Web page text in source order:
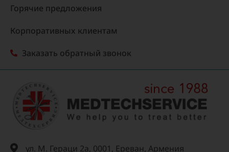
Горячие предложения
Корпоративных клиентам
Заказать обратный звонок
ул. М. Гераци 2а, 0001, Ереван, Армения